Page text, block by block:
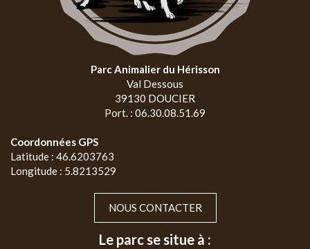
Parc Animalier du Hérisson
Val Dessous
39130 DOUCIER
Port. : 06.30.08.51.69
Coordonnées GPS
Latitude : 46.6203763
Longitude : 5.8213529
NOUS CONTACTER
Le parc se situe à :